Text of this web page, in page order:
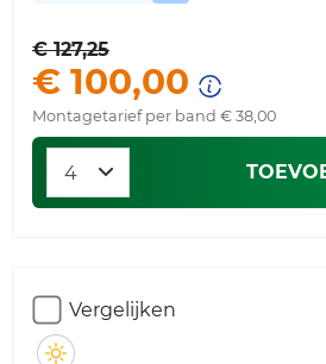
€ 127,25
€ 100,00
Montagetarief per band € 38,00
Vergelijken